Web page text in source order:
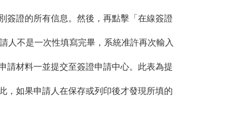
簽證的所有信息。然後，再點擊「在線簽證
人不是一次性填寫完畢，系統准許再次輸入
請材料一並提交至簽證申請中心。此表為提
，如果申請人在保存或列印後才發現所填的